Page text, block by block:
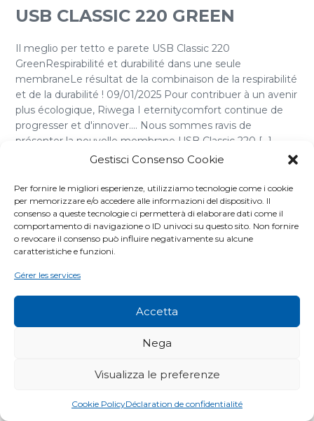
Gestisci Consenso Cookie
Per fornire le migliori esperienze, utilizziamo tecnologie come i cookie
per memorizzare e/o accedere alle informazioni del dispositivo. Il
consenso a queste tecnologie ci permetterà di elaborare dati come il
comportamento di navigazione o ID univoci su questo sito. Non fornire
o revocare il consenso può influire negativamente su alcune
caratteristiche e funzioni.
Gérer les services
Accetta
Nega
Visualizza le preferenze
Cookie PolicyDéclaration de confidentialité
USB CLASSIC 220 GREEN
Il meglio per tetto e parete USB Classic 220
GreenRespirabilité et durabilité dans une seule
membraneLe résultat de la combinaison de la respirabilité
et de la durabilité ! 09/01/2025 Pour contribuer à un avenir
plus écologique, Riwega I eternitycomfort continue de
progresser et d'innover.... Nous sommes ravis de
présenter la nouvelle membrane USB Classic 220 [...]